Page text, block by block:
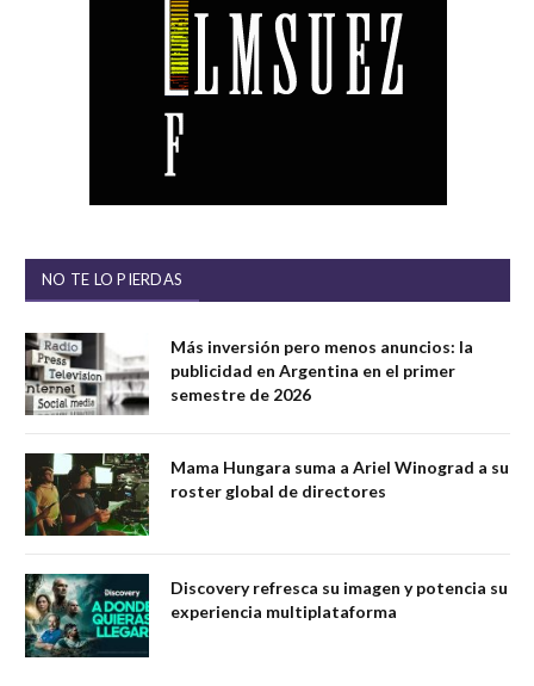
NO TE LO PIERDAS
Más inversión pero menos anuncios: la
publicidad en Argentina en el primer
semestre de 2026
Mama Hungara suma a Ariel Winograd a su
roster global de directores
Discovery refresca su imagen y potencia su
experiencia multiplataforma